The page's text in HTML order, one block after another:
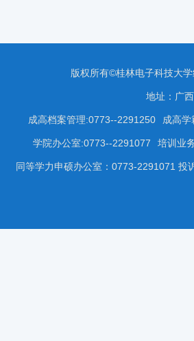
版权所有©桂林电子科技大
地址：广
成高档案管理:0773--2291250 成高
学院办公室:0773--2291077 培训业
同等学力申硕办公室：0773-2291071